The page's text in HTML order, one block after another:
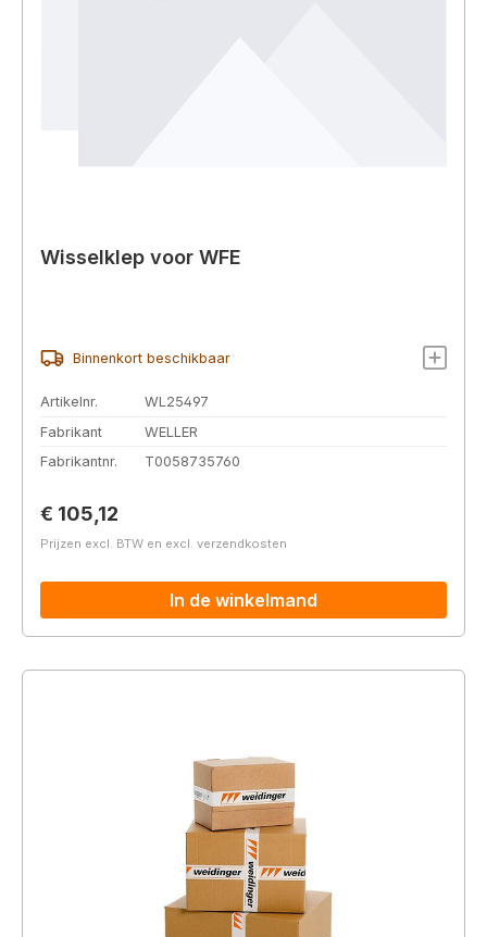
Wisselklep voor WFE
Binnenkort beschikbaar
Artikelnr.
WL25497
Fabrikant
WELLER
Fabrikantnr.
T0058735760
Normale prijs:
€ 105,12
Prijzen excl. BTW en excl. verzendkosten
In de winkelmand